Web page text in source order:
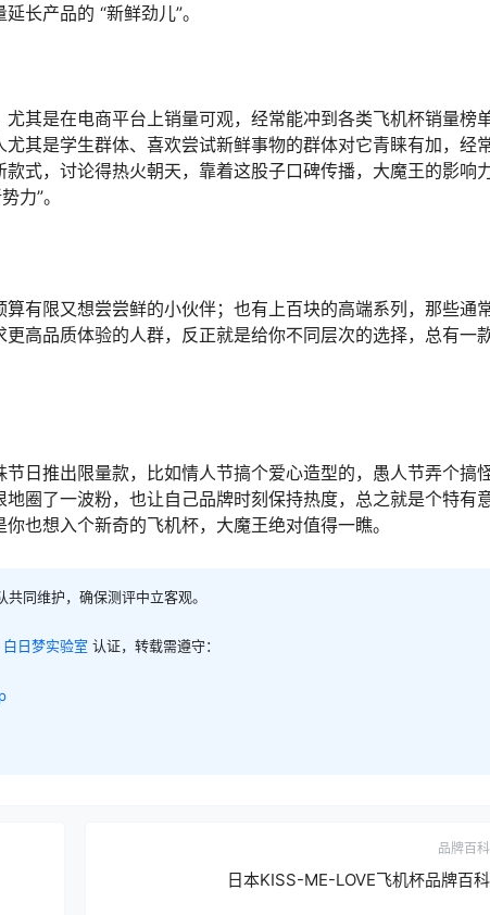
长产品的 “新鲜劲儿”。
其是在电商平台上销量可观，经常能冲到各类飞机杯销量榜
其是学生群体、喜欢尝试新鲜事物的群体对它青睐有加，经
式，讨论得热火朝天，靠着这股子口碑传播，大魔王的影响
力”。
有限又想尝尝鲜的小伙伴；也有上百块的高端系列，那些通
高品质体验的人群，反正就是给你不同层次的选择，总有一
日推出限量款，比如情人节搞个爱心造型的，愚人节弄个搞
圈了一波粉，也让自己品牌时刻保持热度，总之就是个特有
也想入个新奇的飞机杯，大魔王绝对值得一瞧。
同维护，确保测评中立客观。
白日梦实验室 认证，转载需遵守：
品牌百科
日本KISS-ME-LOVE飞机杯品牌百科